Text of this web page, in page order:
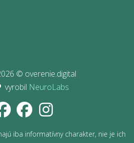
© overenie.digital
vyrobil NeuroLabs
iba informatívny charakter, nie je ich